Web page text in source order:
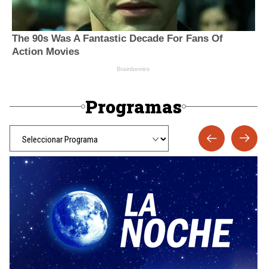
Programas